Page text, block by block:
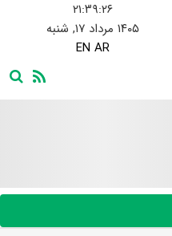
۲۱:۳۹:۲۷
۱۴۰۵ مرداد ۱۷, شنبه
EN AR